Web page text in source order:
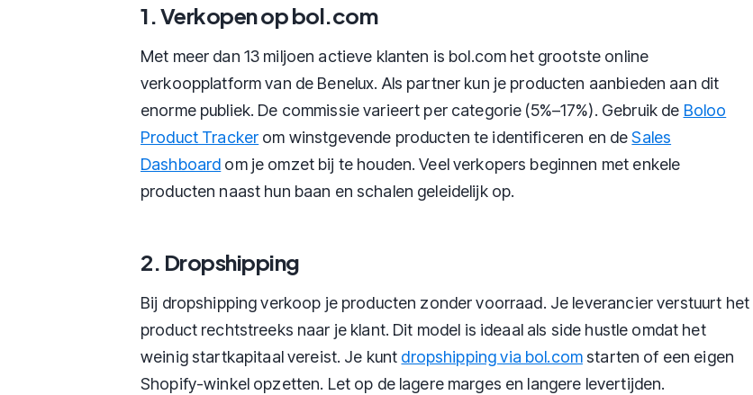
1. Verkopen op bol.com
Met meer dan 13 miljoen actieve klanten is bol.com het grootste online
verkoopplatform van de Benelux. Als partner kun je producten aanbieden aan dit
enorme publiek. De commissie varieert per categorie (5%–17%). Gebruik de Boloo
Product Tracker om winstgevende producten te identificeren en deSales
Dashboard om je omzet bij te houden. Veel verkopers beginnen met enkele
producten naast hun baan en schalen geleidelijk op.
2. Dropshipping
Bij dropshipping verkoop je producten zonder voorraad. Je leverancier verstuurt het
product rechtstreeks naar je klant. Dit model is ideaal als side hustle omdat het
weinig startkapitaal vereist. Je kunt dropshipping via bol.comstarten of een eigen
Shopify-winkel opzetten. Let op de lagere marges en langere levertijden.